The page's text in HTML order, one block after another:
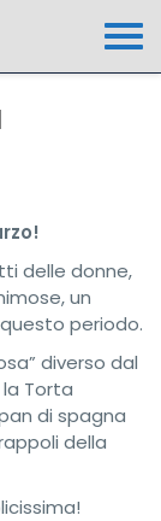
delle donne,
un
periodo.
diverso dal
Torta
di spagna
della